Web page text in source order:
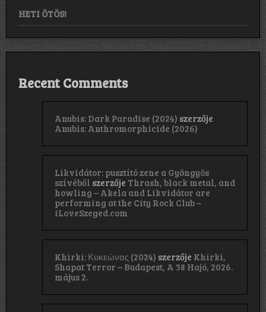
HETI ÖTÖS!
Recent Comments
Anubis: Dark Paradise (2024) szerzője
Anubis: Anthromorphicide (2026)
Likvidátor: pusztító zene a Gyöngyös
szívéből szerzője Thrash, black metal, and
howling – Akela and Likvidátor are
performing at the City Rock Club –
iLoveSzeged.com
Khirki: Κ​υ​κ​ε​ώ​ν​α​ς (2024) szerzője Khirki,
Shapat Terror – Budapest, A 38 Hajó, 2026.
május 2.